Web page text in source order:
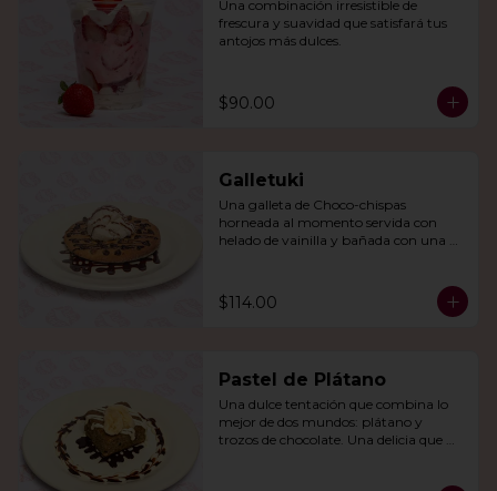
Una combinación irresistible de
frescura y suavidad que satisfará tus
antojos más dulces.
$90.00
Galletuki
Una galleta de Choco-chispas
horneada al momento servida con
helado de vainilla y bañada con una
$114.00
Pastel de Plátano
Una dulce tentación que combina lo
mejor de dos mundos: plátano y
trozos de chocolate. Una delicia que